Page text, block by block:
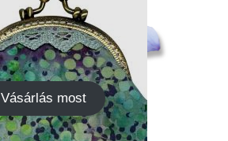
Vásárlás most